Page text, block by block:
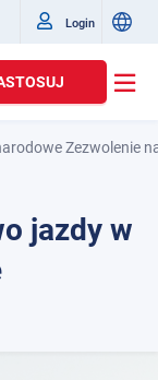
Login
Zezwolenie
jazdy w